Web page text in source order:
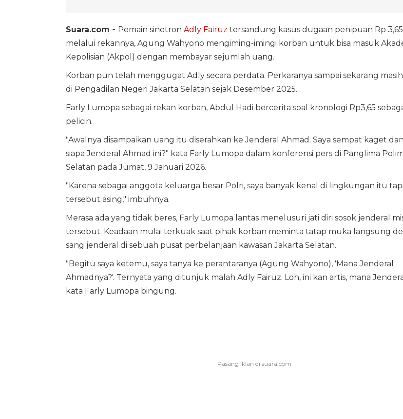
Suara.com - Pemain sinetron Adly Fairuz tersandung kasus dugaan penipuan Rp 3,65
melalui rekannya, Agung Wahyono mengiming-imingi korban untuk bisa masuk
Kepolisian (Akpol) dengan membayar sejumlah uang.
Korban pun telah menggugat Adly secara perdata. Perkaranya sampai sekarang
di Pengadilan Negeri Jakarta Selatan sejak Desember 2025.
Farly Lumopa sebagai rekan korban, Abdul Hadi bercerita soal kronologi Rp3,65
pelicin.
"Awalnya disampaikan uang itu diserahkan ke Jenderal Ahmad. Saya sempat kaget
siapa Jenderal Ahmad ini?" kata Farly Lumopa dalam konferensi pers di Panglima
Selatan pada Jumat, 9 Januari 2026.
"Karena sebagai anggota keluarga besar Polri, saya banyak kenal di lingkungan itu
tersebut asing," imbuhnya.
Merasa ada yang tidak beres, Farly Lumopa lantas menelusuri jati diri sosok jenderal
tersebut. Keadaan mulai terkuak saat pihak korban meminta tatap muka langsung
sang jenderal di sebuah pusat perbelanjaan kawasan Jakarta Selatan.
"Begitu saya ketemu, saya tanya ke perantaranya (Agung Wahyono), 'Mana Jenderal
Ahmadnya?'. Ternyata yang ditunjuk malah Adly Fairuz. Loh, ini kan artis, mana
kata Farly Lumopa bingung.